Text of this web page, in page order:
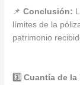
📌Conclusión:
límites de la
patrimonio
3️⃣ Cuantía de